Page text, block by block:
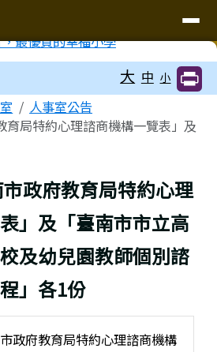
大 中 小
人事室公告
育局特約心理諮商機構一覽表」及
政府教育局特約心理
」及「臺南市市立高
及幼兒園教師個別諮
」各1份
政府教育局特約心理諮商機構